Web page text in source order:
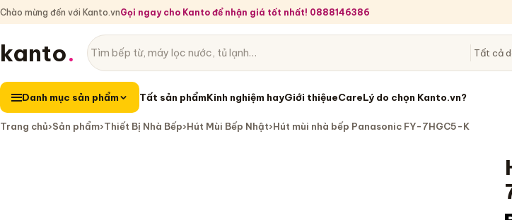
Chào mừng đến với Kanto.vnGọi ngay cho Kanto để nhận giá tốt nhất! 0888146386
kanto. Tìm sản phẩm
Danh mục sản phẩm
Danh mục sản phẩm Tất sản phẩmKinh nghiệm hayGiới thiệueCareLý do chọn Kanto.vn?
Hút mùi nhà bếp Panasonic FY-7HGC5-K
Trang chủ›Sản phẩm›Thiết Bị Nhà Bếp›Hút Mùi Bếp Nhật›Hút mùi nhà bếp Panasonic FY-7HGC5-K